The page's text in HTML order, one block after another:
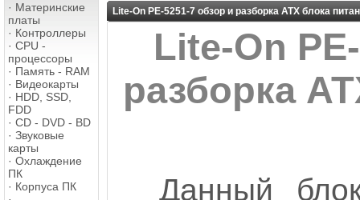
· Материнские
платы
· Контроллеры
· CPU -
процессоры
· Память - RAM
· Видеокарты
· HDD, SSD,
FDD
· CD - DVD - BD
· Звуковые
карты
· Охлаждение
ПК
· Корпуса ПК
Lite-On PE-5251-7 обзор и разборка ATX блока
Lite-On
разборка
Данный